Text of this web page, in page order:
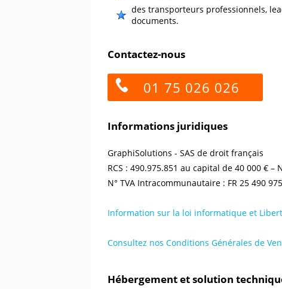
des transporteurs professionnels,
documents.
Contactez-nous
01 75 026 026
Informations juridiques
GraphiSolutions - SAS de droit français
RCS : 490.975.851 au capital de 40 000 € –
N° TVA Intracommunautaire : FR 25 490
Information sur la loi informatique et
Consultez nos Conditions Générales de
Hébergement et solution